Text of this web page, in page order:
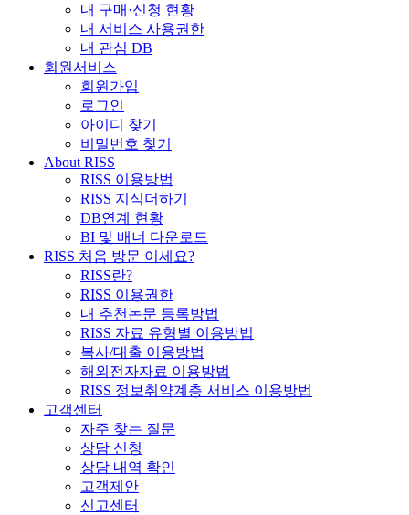
내 구매·신청 현황
내 서비스 사용권한
내 관심 DB
회원서비스
회원가입
로그인
아이디 찾기
비밀번호 찾기
About RISS
RISS 이용방법
RISS 지식더하기
DB연계 현황
BI 및 배너 다운로드
RISS 처음 방문 이세요?
RISS란?
RISS 이용권한
내 추천논문 등록방법
RISS 자료 유형별 이용방법
복사/대출 이용방법
해외전자자료 이용방법
RISS 정보취약계층 서비스 이용방법
고객센터
자주 찾는 질문
상담 신청
상담 내역 확인
고객제안
신고센터